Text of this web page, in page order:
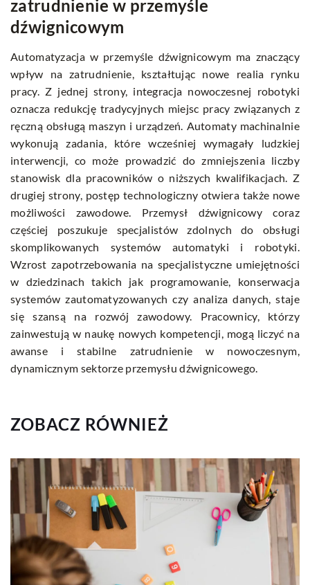
zatrudnienie w przemyśle
dźwignicowym
Automatyzacja w przemyśle dźwignicowym ma znaczący
wpływ na zatrudnienie, kształtując nowe realia rynku
pracy. Z jednej strony, integracja nowoczesnej robotyki
oznacza redukcję tradycyjnych miejsc pracy związanych z
ręczną obsługą maszyn i urządzeń. Automaty machinalnie
wykonują zadania, które wcześniej wymagały ludzkiej
interwencji, co może prowadzić do zmniejszenia liczby
stanowisk dla pracowników o niższych kwalifikacjach. Z
drugiej strony, postęp technologiczny otwiera także nowe
możliwości zawodowe. Przemysł dźwignicowy coraz
częściej poszukuje specjalistów zdolnych do obsługi
skomplikowanych systemów automatyki i robotyki.
Wzrost zapotrzebowania na specjalistyczne umiejętności
w dziedzinach takich jak programowanie, konserwacja
systemów zautomatyzowanych czy analiza danych, staje
się szansą na rozwój zawodowy. Pracownicy, którzy
zainwestują w naukę nowych kompetencji, mogą liczyć na
awanse i stabilne zatrudnienie w nowoczesnym,
dynamicznym sektorze przemysłu dźwignicowego.
ZOBACZ RÓWNIEŻ